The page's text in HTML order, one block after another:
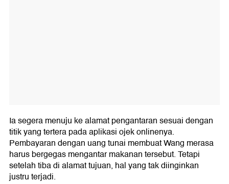
Ia segera menuju ke alamat pengantaran sesuai dengan
titik yang tertera pada aplikasi ojek onlinenya.
Pembayaran dengan uang tunai membuat Wang merasa
harus bergegas mengantar makanan tersebut. Tetapi
setelah tiba di alamat tujuan, hal yang tak diinginkan
justru terjadi.